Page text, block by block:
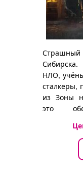
НЛО,
сталкеры,
из Зоны
это